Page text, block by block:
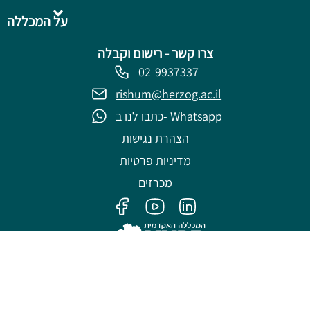
צרו קשר - רישום וקבלה
02-9937337
rishum@herzog.ac.il
כתבו לנו ב- Whatsapp
הצהרת נגישות
מדיניות פרטיות
מכרזים
על המכללה